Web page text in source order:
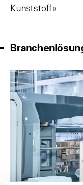
Kunststoff».